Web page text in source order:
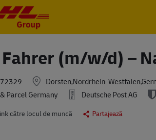
(m/w/d) –
Dorsten,Nordrhein-
Parcel Germany
Deutsche Post AG
către locul de muncă
Partajează